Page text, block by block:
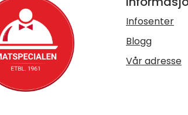
Infosenter
Blogg
Vår adresse